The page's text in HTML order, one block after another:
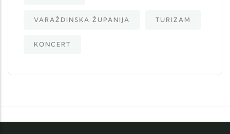
VARAŽDINSKA ŽUPANIJA TURIZAM
KONCERT